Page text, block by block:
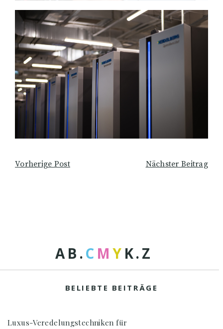
Vorherige Post Nächster Beitrag
AB .C M Y K.Z
BELIEBTE BEITRÄGE
Luxus-Veredelungstechniken für